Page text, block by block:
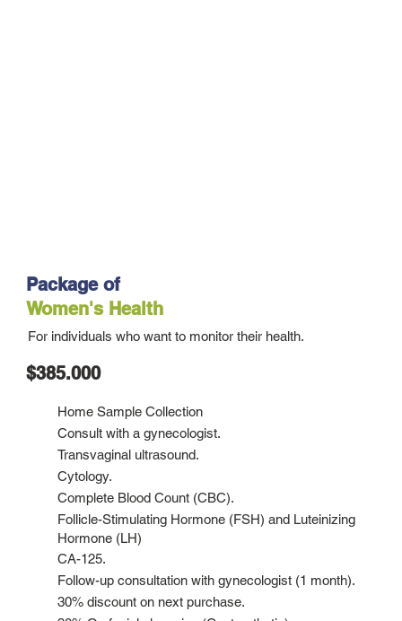
Package of
Women's Health
For individuals who want to monitor their health.
$385.000
Home Sample Collection
Consult with a gynecologist.
Transvaginal ultrasound.
Cytology.
Complete Blood Count (CBC).
Follicle-Stimulating Hormone (FSH) and Luteinizing
Hormone (LH)
CA-125.
Follow-up consultation with gynecologist (1 month).
30% discount on next purchase.